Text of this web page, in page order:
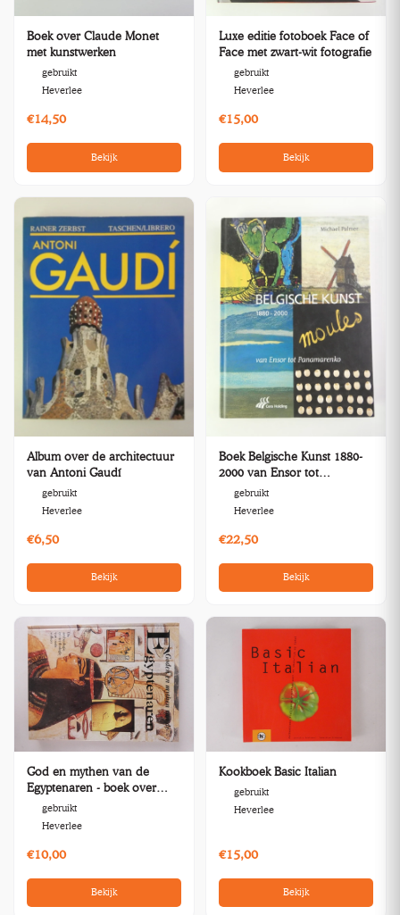
Boek over Claude Monet
met kunstwerken
gebruikt
Heverlee
€14,50
Bekijk
Luxe editie fotoboek Face of
Face met zwart-wit fotografie
gebruikt
Heverlee
€15,00
Bekijk
Album over de architectuur
van Antoni Gaudí
gebruikt
Heverlee
€6,50
Bekijk
Boek Belgische Kunst 1880-
2000 van Ensor tot
Panamarenko
gebruikt
Heverlee
€22,50
Bekijk
God en mythen van de
Egyptenaren - boek over
archeologie
gebruikt
Heverlee
€10,00
Bekijk
Kookboek Basic Italian
gebruikt
Heverlee
€15,00
Bekijk